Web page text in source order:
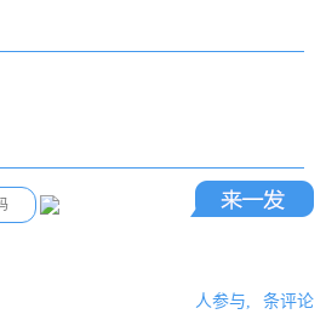
人参与, 条评论